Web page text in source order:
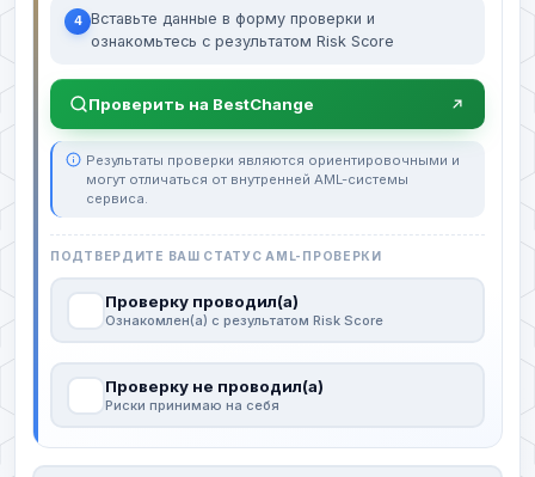
4 Вставьте данные в форму проверки и
ознакомьтесь с результатом Risk Score
Проверить на BestChange
Результаты проверки являются ориентировочными и
могут отличаться от внутренней AML-системы
сервиса.
ПОДТВЕРДИТЕ ВАШ СТАТУС AML-ПРОВЕРКИ
Проверку проводил(а)
Ознакомлен(а) с результатом Risk Score
Проверку не проводил(а)
Риски принимаю на себя